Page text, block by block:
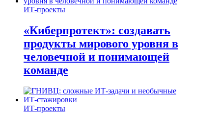
ИТ-проекты
«Киберпротект»: создавать
продукты мирового уровня в
человечной и понимающей
команде
ИТ-проекты